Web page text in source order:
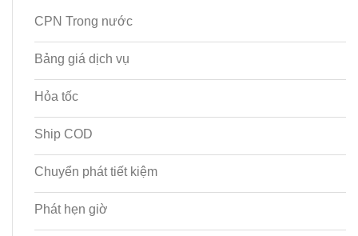
CPN Trong nước
Bảng giá dịch vụ
Hỏa tốc
Ship COD
Chuyển phát tiết kiệm
Phát hẹn giờ